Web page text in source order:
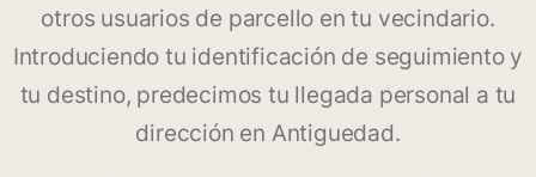
otros usuarios de parcello en tu vecindario.
Introduciendo tu identificación de seguimiento y
tu destino, predecimos tu llegada personal a tu
dirección en Antiguedad.